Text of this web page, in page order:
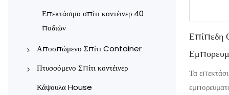
Επεκτάσιμο σπίτι κοντέινερ 40
ποδιών
Αποσπώμενο Σπίτι Container
Δοχείο εργοτάξιο
컨테이너 사무실
Πτυσσόμενο Σπίτι κοντέινερ
Πτυσσόμενα σπίτια κοντέινερ
Κάψουλα House
Επίπεδη
Τα